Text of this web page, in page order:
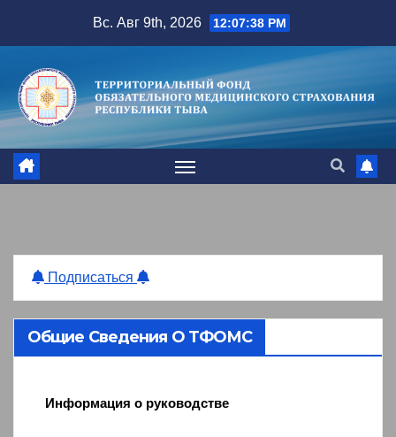
содержимому
Вс. Авг 9th, 2026 12:07:39 PM
Подписаться
Общие Сведения О ТФОМС
Информация о руководстве